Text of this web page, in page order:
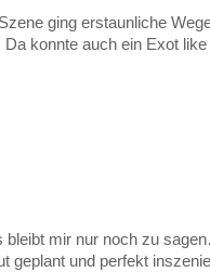
ging erstaunliche
Da konnte auch ein Exot
bleibt mir nur noch zu
geplant und perfekt